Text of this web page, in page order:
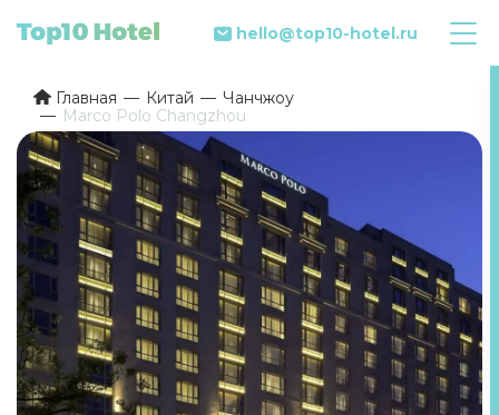
hello@top10-hotel.ru
Главная Китай
Чанчжоу
Marco Polo Changzhou